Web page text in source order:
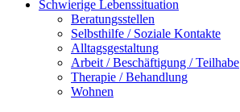
Schwierige Lebenssituation
Beratungsstellen
Selbsthilfe / Soziale Kontakte
Alltagsgestaltung
Arbeit / Beschäftigung / Teilhabe
Therapie / Behandlung
Wohnen